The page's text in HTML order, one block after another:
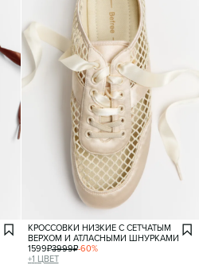
КРОССОВКИ НИЗКИЕ С СЕТЧАТЫМ
ВЕРХОМ И АТЛАСНЫМИ ШНУРКАМИ
1599₽3999₽-60%
+1 ЦВЕТ